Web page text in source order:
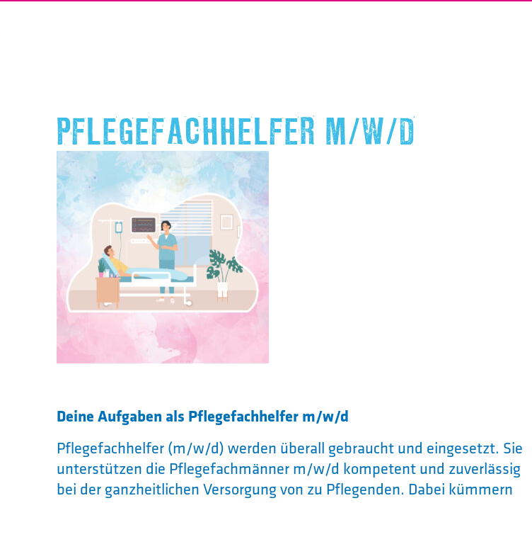
PFLEGEFACHHELFER M/W/D
Deine Aufgaben als Pflegefachhelfer m/w/d
Pflegefachhelfer (m/w/d) werden überall gebraucht und eingesetzt. Sie
unterstützen die Pflegefachmänner m/w/d kompetent und zuverlässig
bei der ganzheitlichen Versorgung von zu Pflegenden. Dabei kümmern